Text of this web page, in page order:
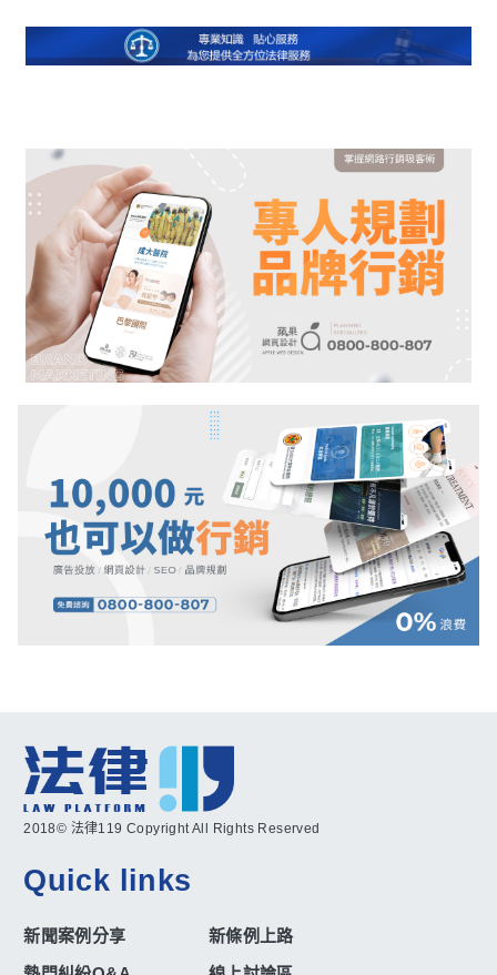
2018© 法律119 Copyright All Rights Reserved
Quick links
新聞案例分享
新條例上路